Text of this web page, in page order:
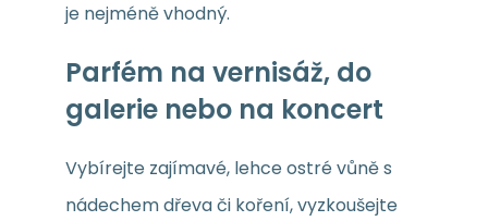
je nejméně vhodný.
Parfém na vernisáž, do
galerie nebo na koncert
Vybírejte zajímavé, lehce ostré vůně s
nádechem dřeva či koření, vyzkoušejte